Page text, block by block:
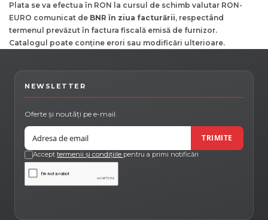
Plata se va efectua în RON la cursul de schimb valutar RON-
EURO comunicat de BNR în ziua facturării, respectând
termenul prevăzut în factura fiscală emisă de furnizor.
Catalogul poate conține erori sau modificări ulterioare.
NEWSLETTER
Oferte și noutăți pe e-mail.
Email
TRIMITE
Accept termenii și condițiile pentru a primi notificări